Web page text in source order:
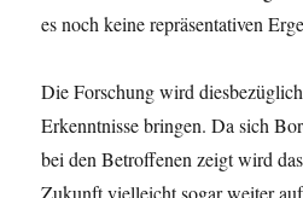
es noch keine repräsentativen
Die Forschung wird
Erkenntnisse bringen. Da sich
bei den Betroffenen zeigt wird